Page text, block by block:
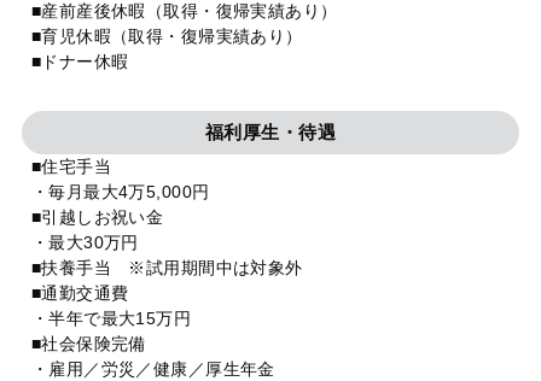
■産前産後休暇（取得・復帰実績あり）
■育児休暇（取得・復帰実績あり）
■ドナー休暇
福利厚生・待遇
■住宅手当
・毎月最大4万5,000円
■引越しお祝い金
・最大30万円
■扶養手当 ※試用期間中は対象外
■通勤交通費
・半年で最大15万円
■社会保険完備
・雇用／労災／健康／厚生年金